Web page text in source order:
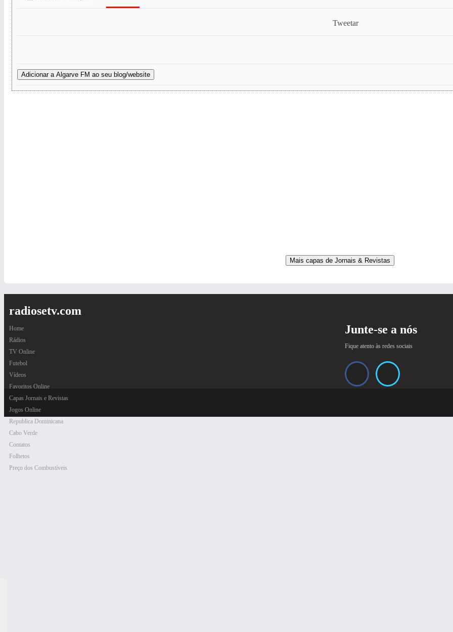
Tweetar
Adicionar a Algarve FM ao seu blog/website
Mais capas de Jornais & Revistas
radiosetv.com
Home
Rádios
TV Online
Futebol
Vídeos
Favoritos Online
Capas Jornais e Revistas
Jogos Online
Republica Dominicana
Cabo Verde
Contatos
Folhetos
Preço dos Combustíveis
Junte-se a nós
Fique atento às redes sociais